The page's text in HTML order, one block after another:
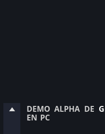
demo alpha de
en pc